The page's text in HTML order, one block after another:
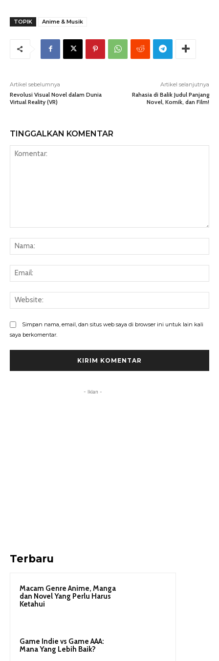
TOPIK Anime & Musik
Artikel sebelumnya
Revolusi Visual Novel dalam Dunia
Virtual Reality (VR)
Artikel selanjutnya
Rahasia di Balik Judul Panjang
Novel, Komik, dan Film!
TINGGALKAN KOMENTAR
Simpan nama, email, dan situs web saya di browser ini untuk lain kali
saya berkomentar.
- Iklan -
Terbaru
Macam Genre Anime, Manga
dan Novel Yang Perlu Harus
Ketahui
Game Indie vs Game AAA:
Mana Yang Lebih Baik?